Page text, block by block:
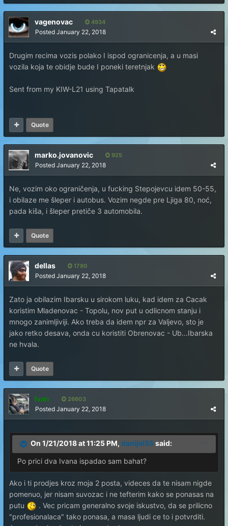
vagenovac 4934
Posted January 22, 2018
Drugim recima vozis polako I ispod ogranicenja, a u masi
vozila koja te obidje bude I poneki teretnjak
Sent from my KIW-L21 using Tapatalk
Quote
marko.jovanovic 925
Posted January 22, 2018
Ne, vozim oko ograničenja, u fucking Stepojevcu idem 50-55,
i obilaze me šleper i autobus. Vozim negde pre Ljiga 80, noć,
pada kiša, i šleper pretiče 3 automobila.
Quote
dellas 1780
Posted January 22, 2018
Zato ja obilazim Ibarsku u sirokom luku, kad idem za Cacak
koristim Mladenovac - Topolu, nov put u odlicnom stanju i
mnogo zanimljiviji. Ako treba da idem npr za Valjevo, sto je
jako retko desava, onda cu koristiti Obrenovac - Ub...Ibarska
ne hvala.
Quote
Ivan 26603
Posted January 22, 2018
On 1/21/2018 at 11:25 PM, danijel55 said:
Po prici dva Ivana ispadao sam bahat?
Ako i ti prodjes kroz moja 2 posta, videces da te nisam nigde
pomenuo, jer nisam suvozac i ne tefterim kako se ponasas na
putu
. Vec pricam generalno svoje iskustvo, da se prilicno
"profesionalaca" tako ponasa, a masa ljudi ce to i potvrditi.